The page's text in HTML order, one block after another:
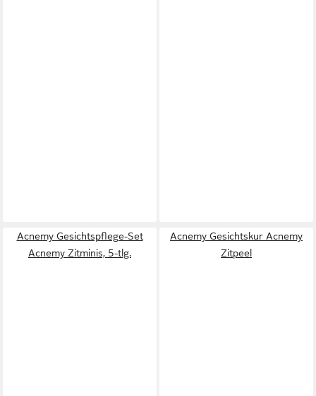
Acnemy Gesichtspflege-Set
Acnemy Zitminis, 5-tlg.
Acnemy Gesichtskur Acnemy
Zitpeel